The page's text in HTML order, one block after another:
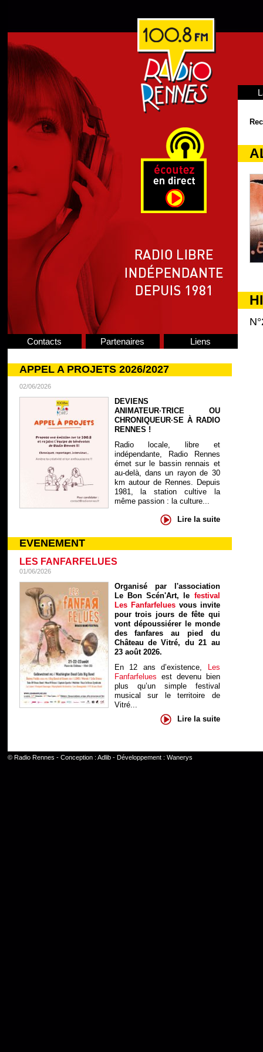
Contacts Partenaires Liens
APPEL A PROJETS 2026/2027
02/06/2026
DEVIENS
ANIMATEUR·TRICE OU
CHRONIQUEUR·SE À RADIO
RENNES !
Radio locale, libre et
indépendante, Radio Rennes
émet sur le bassin rennais et
au-delà, dans un rayon de 30
km autour de Rennes. Depuis
1981, la station cultive la
même passion : la culture...
Lire la suite
EVENEMENT
LES FANFARFELUES
01/06/2026
Organisé par l'association
Le Bon Scén'Art, le festival
Les Fanfarfelues vous invite
pour trois jours de fête qui
vont dépoussiérer le monde
des fanfares au pied du
Château de Vitré, du 21 au
23 août 2026.
En 12 ans d’existence, Les
Fanfarfelues est devenu bien
plus qu’un simple festival
musical sur le territoire de
Vitré...
Lire la suite
© Radio Rennes - Conception : Adlib- Développement : Wanerys